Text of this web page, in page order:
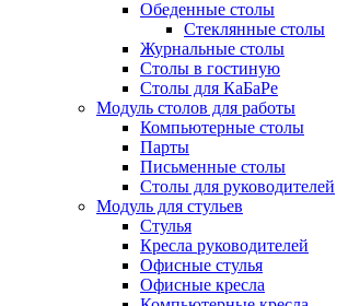
Обеденные столы
Стеклянные столы
Журнальные столы
Столы в гостиную
Столы для КаБаРе
Модуль столов для работы
Компьютерные столы
Парты
Письменные столы
Столы для руководителей
Модуль для стульев
Стулья
Кресла руководителей
Офисные стулья
Офисные кресла